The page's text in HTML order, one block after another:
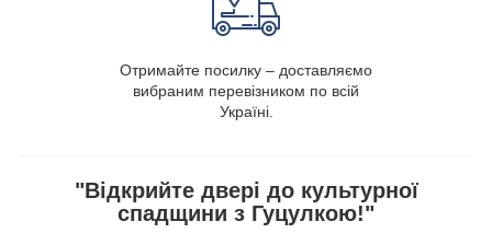
Отримайте посилку – доставляємо
вибраним перевізником по всій
Україні.
"Відкрийте двері до культурної
спадщини з Гуцулкою!"